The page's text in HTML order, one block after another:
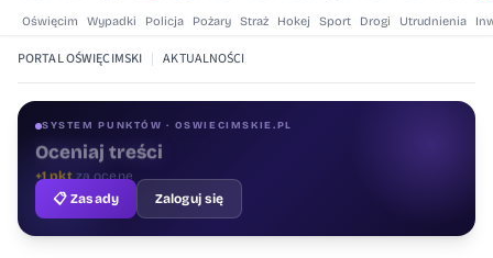
Oświęcim Wypadki Policja Pożary Straż Hokej Sport Drogi Utrudnienia
PORTAL OŚWIĘCIMSKI | AKTUALNOŚCI
SYSTEM PUNKTÓW · OSWIECIMSKIE.PL
Oceniaj treści
+1 pktza ocenę
📋 Zasady
Zaloguj się